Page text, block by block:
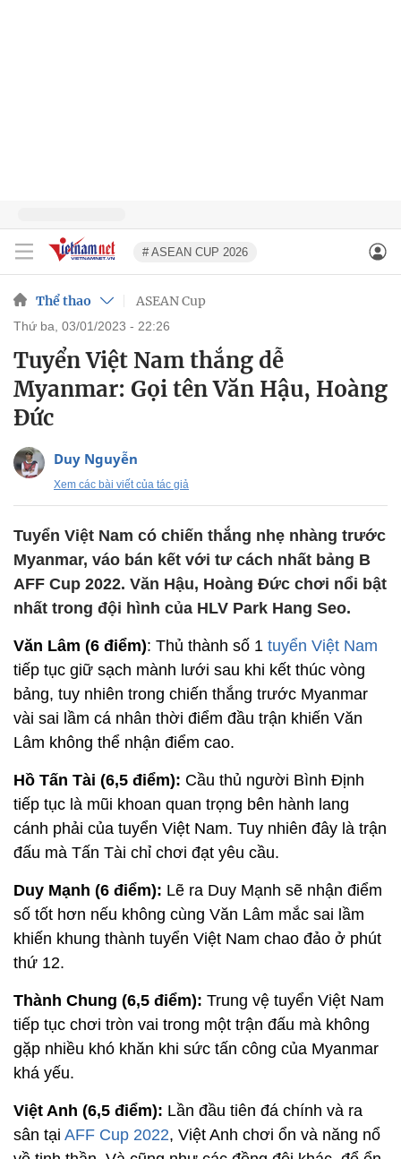
# ASEAN CUP 2026
Thể thao ASEAN Cup
thứ ba, 03/01/2023 - 22:26
Tuyển Việt Nam thắng dễ
Myanmar: Gọi tên Văn Hậu, Hoàng
Đức
Duy Nguyễn
Xem các bài viết của tác giả
Tuyển Việt Nam có chiến thắng nhẹ nhàng trước
Myanmar, váo bán kết với tư cách nhất bảng B
AFF Cup 2022. Văn Hậu, Hoàng Đức chơi nổi bật
nhất trong đội hình của HLV Park Hang Seo.
Văn Lâm (6 điểm): Thủ thành số 1 tuyển Việt Nam
tiếp tục giữ sạch mành lưới sau khi kết thúc vòng
bảng, tuy nhiên trong chiến thắng trước Myanmar
vài sai lầm cá nhân thời điểm đầu trận khiến Văn
Lâm không thể nhận điểm cao.
Hồ Tấn Tài (6,5 điểm): Cầu thủ người Bình Định
tiếp tục là mũi khoan quan trọng bên hành lang
cánh phải của tuyển Việt Nam. Tuy nhiên đây là trận
đấu mà Tấn Tài chỉ chơi đạt yêu cầu.
Duy Mạnh (6 điểm): Lẽ ra Duy Mạnh sẽ nhận điểm
số tốt hơn nếu không cùng Văn Lâm mắc sai lầm
khiến khung thành tuyển Việt Nam chao đảo ở phút
thứ 12.
Thành Chung (6,5 điểm): Trung vệ tuyển Việt Nam
tiếp tục chơi tròn vai trong một trận đấu mà không
gặp nhiều khó khăn khi sức tấn công của Myanmar
khá yếu.
Việt Anh (6,5 điểm): Lần đầu tiên đá chính và ra
sân tại AFF Cup 2022, Việt Anh chơi ổn và năng nổ